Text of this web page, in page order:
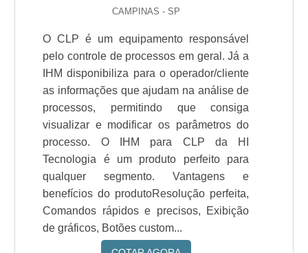
CAMPINAS - SP
O CLP é um equipamento responsável
pelo controle de processos em geral. Já a
IHM disponibiliza para o operador/cliente
as informações que ajudam na análise de
processos, permitindo que consiga
visualizar e modificar os parâmetros do
processo. O IHM para CLP da HI
Tecnologia é um produto perfeito para
qualquer segmento. Vantagens e
benefícios do produtoResolução perfeita,
Comandos rápidos e precisos, Exibição
de gráficos, Botões custom...